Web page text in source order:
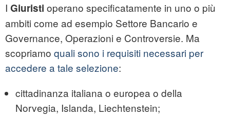
I Giuristi operano specificatamente in uno o più
ambiti come ad esempio Settore Bancario e
Governance, Operazioni e Controversie. Ma
scopriamo quali sono i requisiti necessari per
accedere a tale selezione:
cittadinanza italiana o europea o della
Norvegia, Islanda, Liechtenstein;